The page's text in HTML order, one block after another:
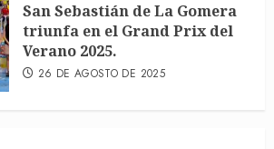
San Sebastián de La Gomera
triunfa en el Grand Prix del
Verano 2025.
26 DE AGOSTO DE 2025